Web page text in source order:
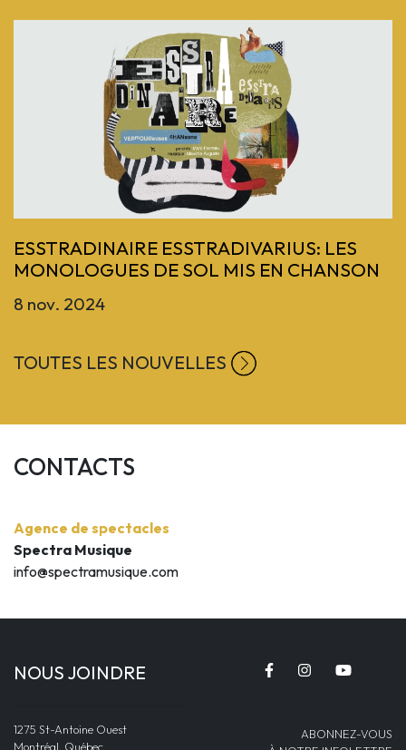
ESSTRADINAIRE ESSTRADIVARIUS: LES
MONOLOGUES DE SOL MIS EN CHANSON
8 nov. 2024
TOUTES LES NOUVELLES
CONTACTS
Agence de spectacles
Spectra Musique
info@spectramusique.com
NOUS JOINDRE
1275 St-Antoine Ouest
Montréal, Québec
ABONNEZ-VOUS